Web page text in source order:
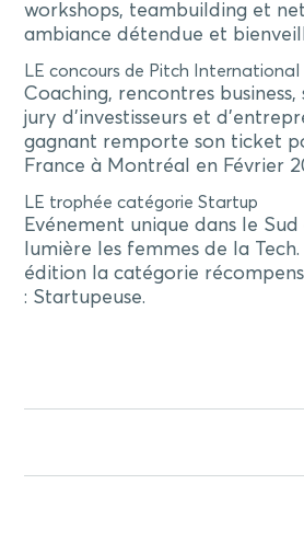
workshops, teambuilding et
ambiance détendue et
LE concours de Pitch International
Coaching, rencontres
jury d’investisseurs et
gagnant remporte son ticket
France à Montréal en Février
LE trophée catégorie Startup
Evénement unique dans le
lumière les femmes de la
édition la catégorie
: Startupeuse.